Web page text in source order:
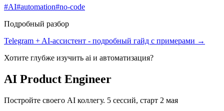
#AI#automation#no-code
Подробный разбор
Telegram + AI-ассистент - подробный гайд с примерами →
Хотите глубже изучить ai и автоматизация?
AI Product Engineer
Постройте своего AI коллегу. 5 сессий, старт 2 мая